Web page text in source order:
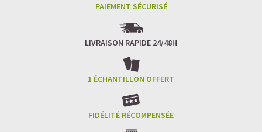
PAIEMENT SÉCURISÉ
LIVRAISON RAPIDE 24/48H
1 ÉCHANTILLON OFFERT
FIDÉLITÉ RÉCOMPENSÉE